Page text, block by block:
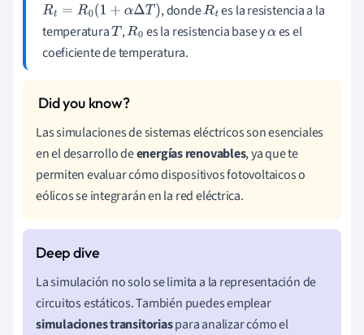
Rt= R0 1+αΔT) , dondeRt es la resistencia a la
temperaturaT ,R0 es la resistencia base yαes el
coeficiente de temperatura.
Las simulaciones de sistemas eléctricos son esenciales
en el desarrollo deenergías renovables, ya que te
permiten evaluar cómo dispositivos fotovoltaicos o
eólicos se integrarán en la red eléctrica.
La simulación no solo se limita a la representación de
circuitos estáticos. También puedes emplear
simulaciones transitoriaspara analizar cómo el